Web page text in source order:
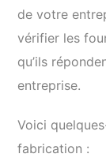
de votre
vérifier les
qu’ils
entreprise.
Voici
fabrication :